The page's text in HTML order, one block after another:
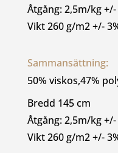
Åtgång: 2,5m/kg +/-
Vikt 260 g/m2 +/-
Sammansättning:
50% viskos,47%
Bredd 145 cm
Åtgång: 2,5m/kg +/-
Vikt 260 g/m2 +/-